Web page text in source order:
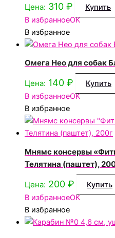
Цена: 310 ₽
Купить
В избранноеOK
В избранное
Омега Нео для собак
Цена: 140 ₽
Купить
В избранноеOK
В избранное
Мнямс консервы
Телятина (паштет),
Цена: 200 ₽
Купить
В избранноеOK
В избранное